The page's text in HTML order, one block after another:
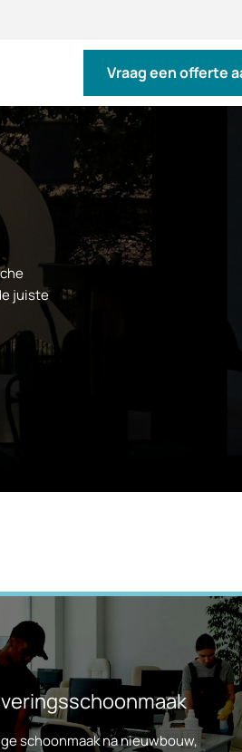
Vraag een offerte
juiste
schoonmaak na nieuwbouw,